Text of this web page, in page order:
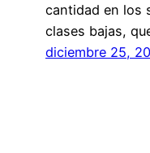
cantidad en los
clases bajas,
diciembre 25,